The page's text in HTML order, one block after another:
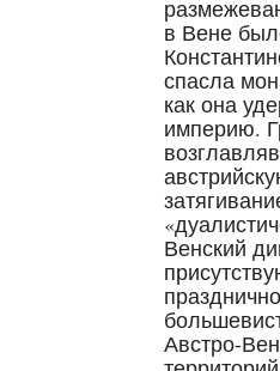
в Вене
спасла
как она
империю.
Венский
Австро-